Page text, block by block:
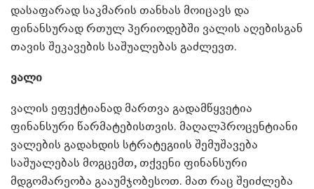
დასაფარად საკმარის თანხას მოიცავს და
ფინანსურად რთულ პერიოდებში ვალის აღებისგან
თავის შეკავების საშუალებას გაძლევთ.
ვალი
ვალის ეფექტიანად მართვა გადამწყვეტია
ფინანსური წარმატებისთვის. მაღალპროცენტიანი
ვალების გადახდის სტრატეგიის შემუშავება
საშუალებას მოგცემთ, თქვენი ფინანსური
მდგომარეობა გააუმჯობესოთ. მათ რაც შეიძლება